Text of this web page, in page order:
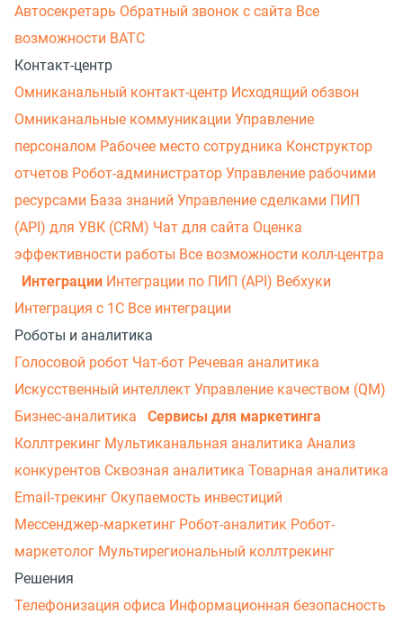
Автосекретарь Обратный звонок с сайта Все
возможности ВАТС
Контакт-центр
Омниканальный контакт-центр Исходящий обзвон
Омниканальные коммуникации Управление
персоналом Рабочее место сотрудника Конструктор
отчетов Робот-администратор Управление рабочими
ресурсами База знаний Управление сделками ПИП
(API) для УВК (CRM) Чат для сайта Оценка
эффективности работы Все возможности колл-центра
Интеграции Интеграции по ПИП (API) Вебхуки
Интеграция с 1С Все интеграции
Роботы и аналитика
Голосовой робот Чат-бот Речевая аналитика
Искусственный интеллект Управление качеством (QM)
Бизнес-аналитика
Сервисы для маркетинга
Коллтрекинг Мультиканальная аналитика Анализ
конкурентов Сквозная аналитика Товарная аналитика
Email-трекинг Окупаемость инвестиций
Мессенджер‑маркетинг Робот-аналитик Робот-
маркетолог Мультирегиональный коллтрекинг
Решения
Телефонизация офиса Информационная безопасность